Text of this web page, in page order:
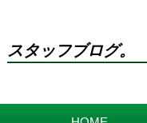
スタッフブログ。